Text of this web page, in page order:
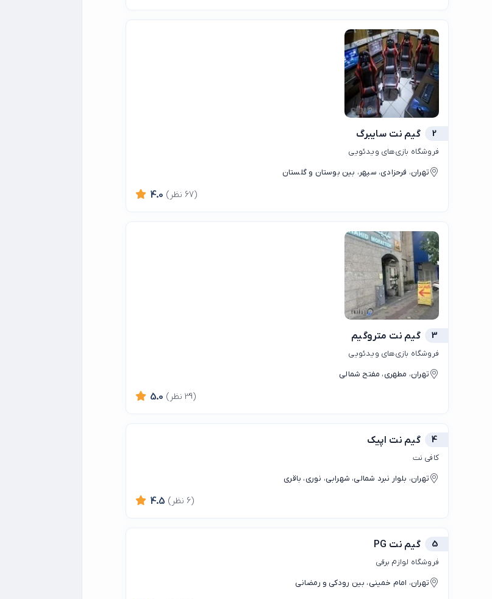
2 گیم نت سایبرگ
فروشگاه بازی‌های ویدئویی
تهران، فرحزادی، سپهر، بین بوستان و گلستان
4.0 (67 نظر)
3 گیم نت متروگیم
فروشگاه بازی‌های ویدئویی
تهران، مطهری، مفتح شمالی
5.0 (39 نظر)
4 گیم نت اپیک
کافی نت
تهران، بلوار نبرد شمالی، شهرابی، نوری، باقری
4.5 (6 نظر)
5 گیم نت PG
فروشگاه لوازم برقی
تهران، امام خمینی، بین رودکی و رمضانی